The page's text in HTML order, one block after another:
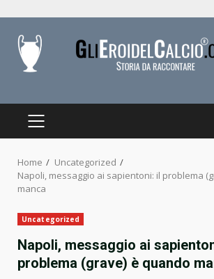
content
PRIMARY
Home
Uncategorized
Napoli, messaggio ai sapientoni: il problema
manca
Uncategorized
Napoli, messaggio ai
problema (grave) è quando